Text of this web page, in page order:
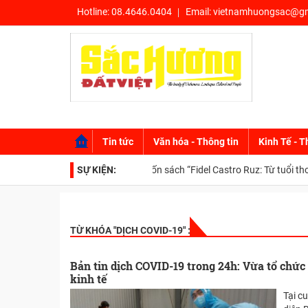
Hotline:08.4646.0404 Email:
Tin tức Văn hóa - Thông tin Kinh Tế -
SỰ KIỆN:
Ra mắt cuốn sách “Fidel Castro Ruz: Từ tuổi thơ
TỪ KHÓA "DỊCH COVID-19" :
Bản tin dịch COVID-19 trong 24h: Vừa tổ
kinh tế
Tại